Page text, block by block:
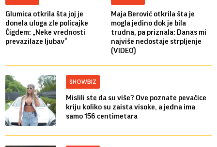
Glumica otkrila šta joj je
donela uloga zle policajke
Čigdem: „Neke vrednosti
prevazilaze ljubav“
Maja Berović otkrila šta je
mogla jedino dok je bila
trudna, pa priznala: Danas mi
najviše nedostaje strpljenje
(VIDEO)
SHOWBIZ
Mislili ste da su više? Ove poznate pevačice
kriju koliko su zaista visoke, a jedna ima
samo 156 centimetara